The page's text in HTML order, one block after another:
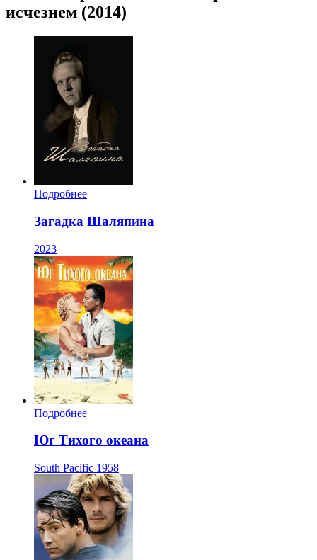
исчезнем (2014)
Подробнее
Загадка Шаляпина
2023
Подробнее
Юг Тихого океана
South Pacific 1958